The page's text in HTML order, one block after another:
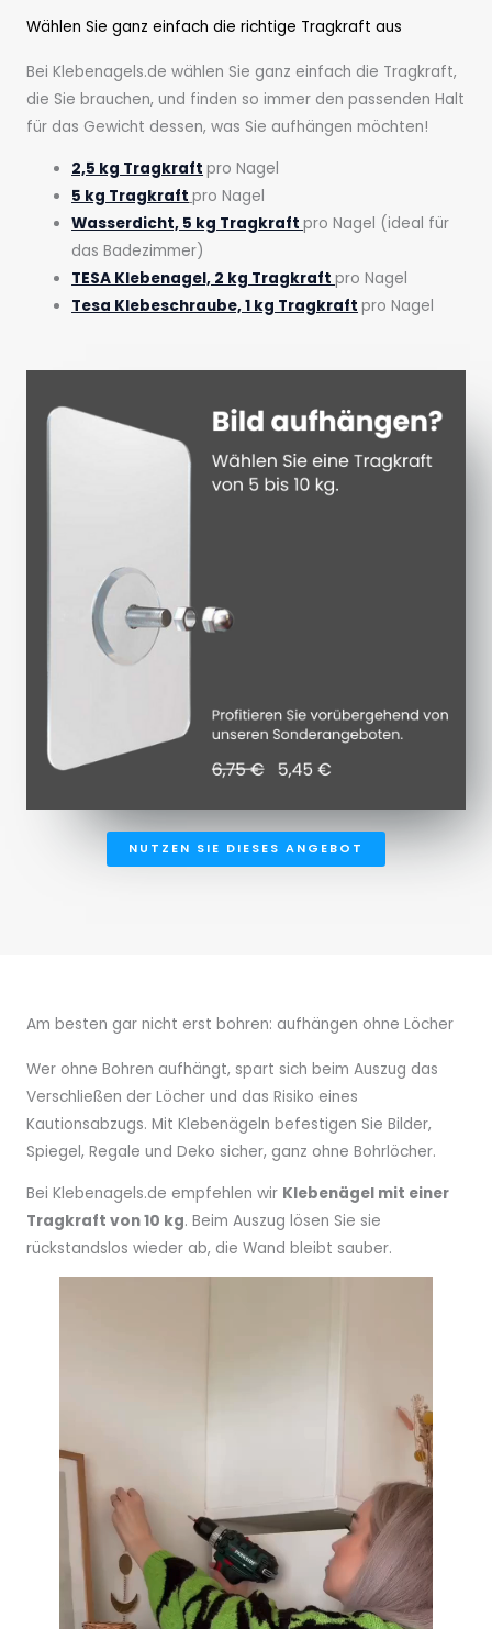
Wählen Sie ganz einfach die richtige Tragkraft aus
Bei Klebenagels.de wählen Sie ganz einfach die Tragkraft,
die Sie brauchen, und finden so immer den passenden Halt
für das Gewicht dessen, was Sie aufhängen möchten!
2,5 kg Tragkraft pro Nagel
5 kg Tragkraft pro Nagel
Wasserdicht, 5 kg Tragkraftpro Nagel (ideal für
das Badezimmer)
TESA Klebenagel, 2 kg Tragkraftpro Nagel
Tesa Klebeschraube, 1 kg Tragkraft pro Nagel
NUTZEN SIE DIESES ANGEBOT
Am besten gar nicht erst bohren: aufhängen ohne Löcher
Wer ohne Bohren aufhängt, spart sich beim Auszug das
Verschließen der Löcher und das Risiko eines
Kautionsabzugs. Mit Klebenägeln befestigen Sie Bilder,
Spiegel, Regale und Deko sicher, ganz ohne Bohrlöcher.
Bei Klebenagels.de empfehlen wir Klebenägel mit einer
Tragkraft von 10 kg. Beim Auszug lösen Sie sie
rückstandslos wieder ab, die Wand bleibt sauber.